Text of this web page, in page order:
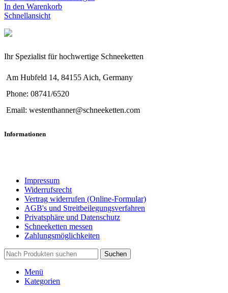
In den Warenkorb
Schnellansicht
Ihr Spezialist für hochwertige Schneeketten
Am Hubfeld 14, 84155 Aich, Germany
Phone: 08741/6520
Email: westenthanner@schneeketten.com
Informationen
Impressum
Widerrufsrecht
Vertrag widerrufen (Online-Formular)
AGB's und Streitbeilegungsverfahren
Privatsphäre und Datenschutz
Schneeketten messen
Zahlungsmöglichkeiten
Suchen
Menü
Kategorien